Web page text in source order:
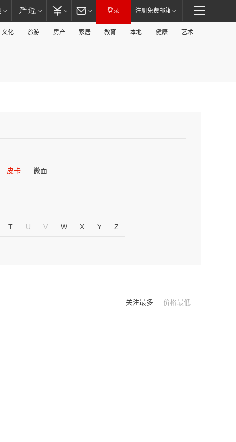
登录 注册免费邮箱
文化 旅游 房产 家居 教育 本地 健康 艺术
皮卡 微面
T U V W X Y Z
关注最多 价格最低